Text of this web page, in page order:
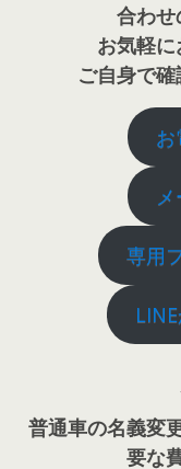
合わせ
お気軽に
ご自身で
お
専用
普通車の名義変
要な